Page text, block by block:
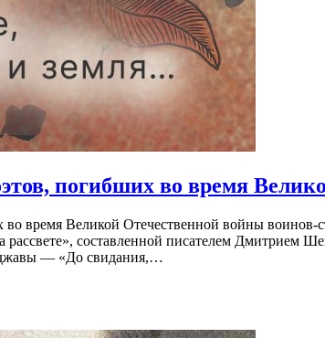
погибших во время
Великой Отечественной войны воинов-
составленной писателем Дмитрием
— «До свидания,…